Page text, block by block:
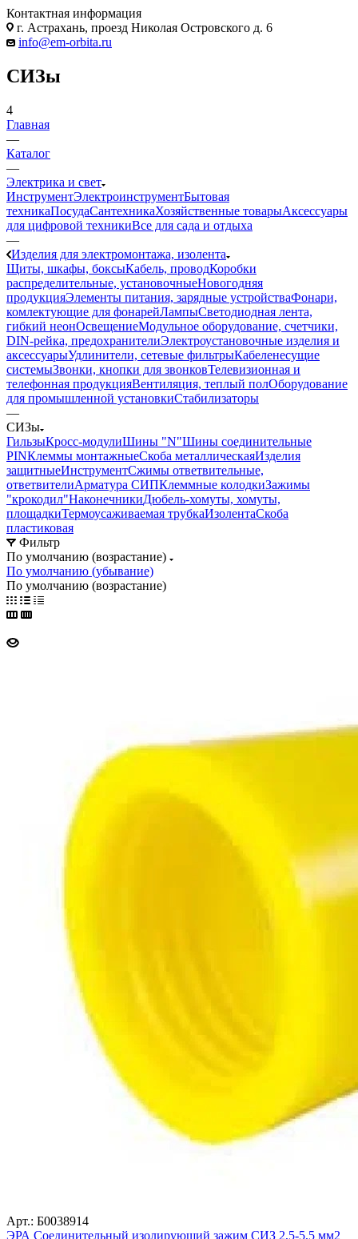
Контактная информация
г. Астрахань, проезд Николая Островского д. 6
info@em-orbita.ru
СИЗы
4
Главная
—
Каталог
—
Электрика и свет
ИнструментЭлектроинструментБытовая
техникаПосудаСантехникаХозяйственные товарыАксессуары
для цифровой техникиВсе для сада и отдыха
—
Изделия для электромонтажа, изолента
Щиты, шкафы, боксыКабель, проводКоробки
распределительные, установочныеНовогодняя
продукцияЭлементы питания, зарядные устройстваФонари,
комлектующие для фонарейЛампыСветодиодная лента,
гибкий неонОсвещениеМодульное оборудование, счетчики,
DIN-рейка, предохранителиЭлектроустановочные изделия и
аксессуарыУдлинители, сетевые фильтрыКабеленесущие
системыЗвонки, кнопки для звонковТелевизионная и
телефонная продукцияВентиляция, теплый полОборудование
для промышленной установкиСтабилизаторы
—
СИЗы
ГильзыКросс-модулиШины "N"Шины соединительные
PINКлеммы монтажныеСкоба металлическаяИзделия
защитныеИнструментСжимы ответвительные,
ответвителиАрматура СИПКлеммные колодкиЗажимы
"крокодил"НаконечникиДюбель-хомуты, хомуты,
площадкиТермоусаживаемая трубкаИзолентаСкоба
пластиковая
Фильтр
По умолчанию (возрастание)
По умолчанию (убывание)
По умолчанию (возрастание)
Арт.: Б0038914
ЭРА Соединительный изолирующий зажим СИЗ 2,5-5,5 мм2